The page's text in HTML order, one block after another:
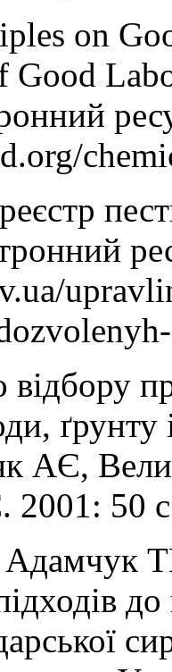
on
Good
ґрунту
АЄ,
50
Адамчук